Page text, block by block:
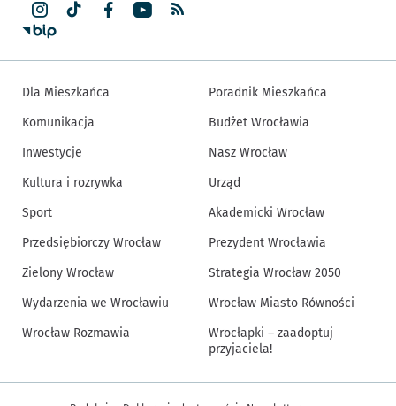
Dla Mieszkańca
Komunikacja
Inwestycje
Kultura i rozrywka
Sport
Przedsiębiorczy Wrocław
Zielony Wrocław
Wydarzenia we Wrocławiu
Wrocław Rozmawia
Poradnik Mieszkańca
Budżet Wrocławia
Nasz Wrocław
Urząd
Akademicki Wrocław
Prezydent Wrocławia
Strategia Wrocław 2050
Wrocław Miasto Równości
Wrocłapki – zaadoptuj
przyjaciela!
Inne informacje